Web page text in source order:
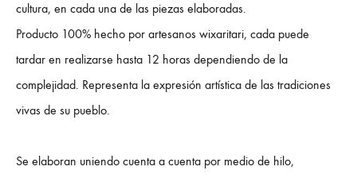
cultura, en cada una de las piezas elaboradas.
Producto 100% hecho por artesanos wixaritari, cada puede
tardar en realizarse hasta 12 horas dependiendo de la
complejidad. Representa la expresión artística de las tradiciones
vivas de su pueblo.
Se elaboran uniendo cuenta a cuenta por medio de hilo,